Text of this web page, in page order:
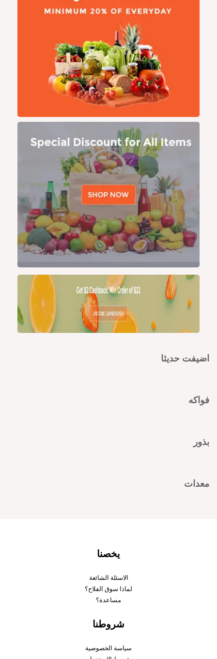
اضيفت حديثا
فواكه
بذور
معدات
يخصنا
الاسئلة الشائعة
لماذا سوق الفلاح؟
مساعدة؟
شروطنا
سياسة الخصوصية